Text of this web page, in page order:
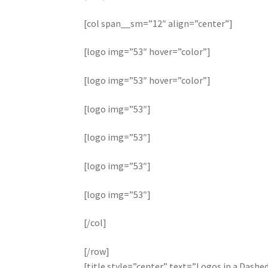
[col span__sm=”12″ align=”center”]
[logo img=”53″ hover=”color”]
[logo img=”53″ hover=”color”]
[logo img=”53″]
[logo img=”53″]
[logo img=”53″]
[logo img=”53″]
[/col]
[/row]